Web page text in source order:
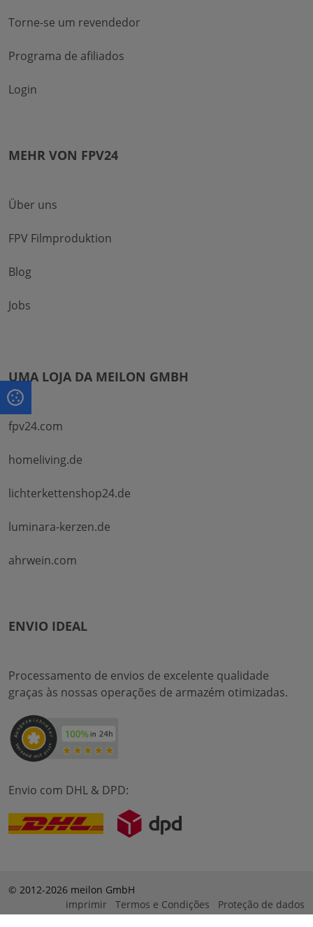
Torne-se um revendedor
Programa de afiliados
Login
MEHR VON FPV24
Über uns
FPV Filmproduktion
Blog
Jobs
UMA LOJA DA MEILON GMBH
fpv24.com
homeliving.de
lichterkettenshop24.de
luminara-kerzen.de
ahrwein.com
ENVIO IDEAL
Processamento de envios de excelente qualidade
graças às nossas operações de armazém otimizadas.
Envio com DHL & DPD:
© 2012-2026 meilon GmbH
imprimir
Termos e Condições Proteção de dados